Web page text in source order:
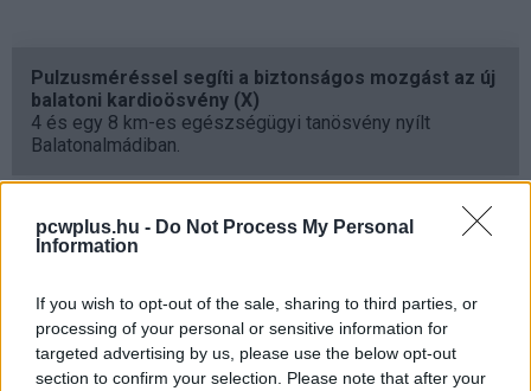
pcwplus.hu - Do Not Process My Personal
Information
If you wish to opt-out of the sale, sharing to third parties, or
processing of your personal or sensitive information for
targeted advertising by us, please use the below opt-out
section to confirm your selection. Please note that after your
Pulzusméréssel segíti a biztonságos mozgást az új
balatoni kardioösvény (X)
4 és egy 8 km-es egészségügyi tanösvény nyílt
Balatonalmádiban.